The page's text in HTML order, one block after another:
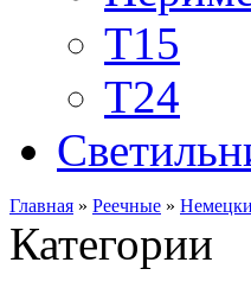
Т15
Т24
Главная » Реечные »
Категории